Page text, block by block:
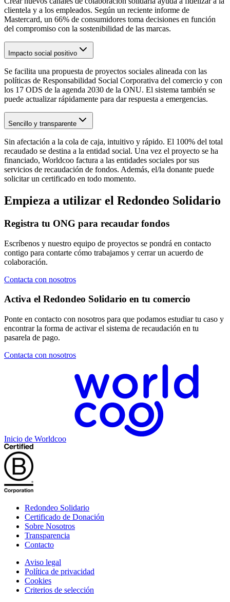
clientela y a los empleados. Según un reciente informe de
Mastercard, un 66% de consumidores toma decisiones en función
del compromiso con la sostenibilidad de las marcas.
Impacto social positivo
Se facilita una propuesta de proyectos sociales alineada con las
políticas de Responsabilidad Social Corporativa del comercio y con
los 17 ODS de la agenda 2030 de la ONU. El sistema también se
puede actualizar rápidamente para dar respuesta a emergencias.
Sencillo y transparente
Sin afectación a la cola de caja, intuitivo y rápido. El 100% del total
recaudado se destina a la entidad social. Una vez el proyecto se ha
financiado, Worldcoo factura a las entidades sociales por sus
servicios de recaudación de fondos. Además, el/la donante puede
solicitar un certificado en todo momento.
Empieza a utilizar el Redondeo Solidario
Registra tu ONG para recaudar fondos
Escríbenos y nuestro equipo de proyectos se pondrá en contacto
contigo para contarte cómo trabajamos y cerrar un acuerdo de
colaboración.
Contacta con nosotros
Activa el Redondeo Solidario en tu comercio
Ponte en contacto con nosotros para que podamos estudiar tu caso y
encontrar la forma de activar el sistema de recaudación en tu
pasarela de pago.
Contacta con nosotros
Inicio de Worldcoo
Redondeo Solidario
Certificado de Donación
Sobre Nosotros
Transparencia
Contacto
Aviso legal
Política de privacidad
Cookies
Criterios de selección